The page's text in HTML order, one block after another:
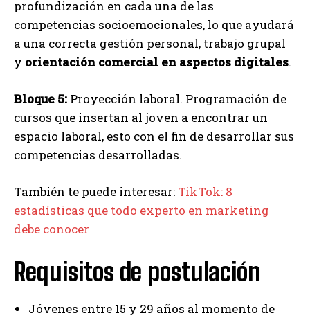
profundización en cada una de las
competencias socioemocionales, lo que ayudará
a una correcta gestión personal, trabajo grupal
y orientación comercial en aspectos digitales.
Bloque 5: Proyección laboral. Programación de
cursos que insertan al joven a encontrar un
espacio laboral, esto con el fin de desarrollar sus
competencias desarrolladas.
También te puede interesar: TikTok: 8
estadísticas que todo experto en marketing
debe conocer
Requisitos de postulación
Jóvenes entre 15 y 29 años al momento de